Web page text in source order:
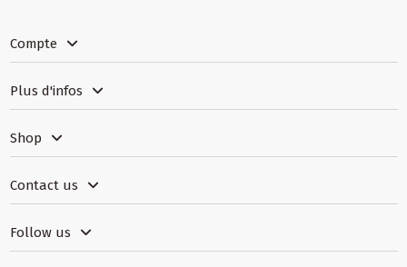
Compte
Plus d'infos
Shop
Contact us
Follow us